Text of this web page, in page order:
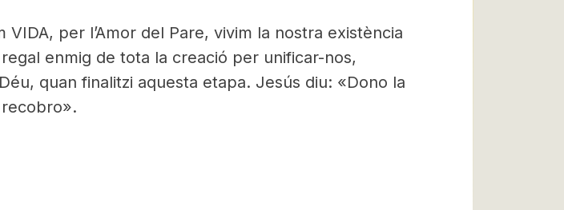
VIDA, per l’Amor del Pare, vivim la nostra existència
enmig de tota la creació per unificar-nos,
quan finalitzi aquesta etapa. Jesús diu: «Dono la